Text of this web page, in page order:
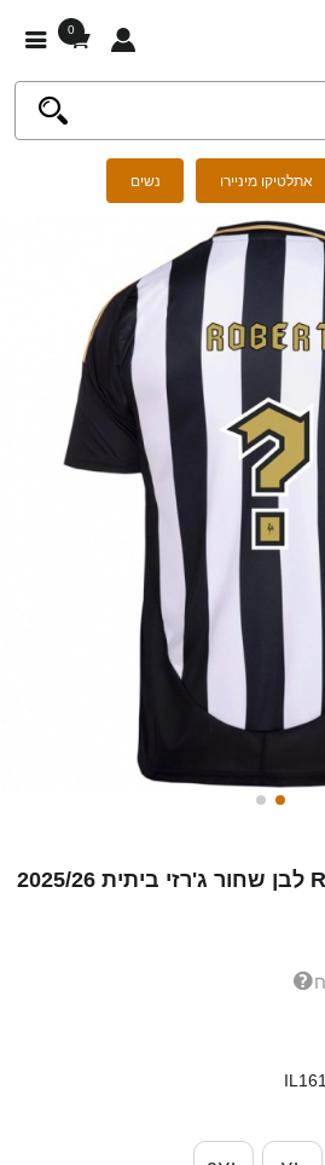
0
אתלטיקו מיניירו נשים
נשים Robert Pinto #0 לבן שחור ג'רזי ביתית 2025/26